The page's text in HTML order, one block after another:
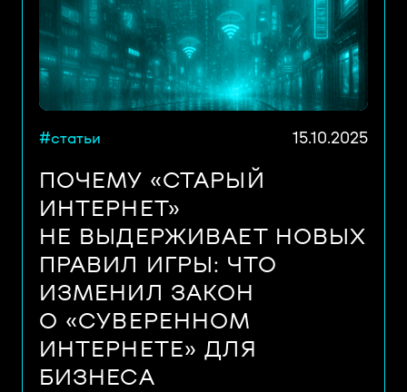
#статьи 15.10.2025
ПОЧЕМУ «СТАРЫЙ
ИНТЕРНЕТ»
НЕ ВЫДЕРЖИВАЕТ НОВЫХ
ПРАВИЛ ИГРЫ: ЧТО
ИЗМЕНИЛ ЗАКОН
О «СУВЕРЕННОМ
ИНТЕРНЕТЕ» ДЛЯ
БИЗНЕСА